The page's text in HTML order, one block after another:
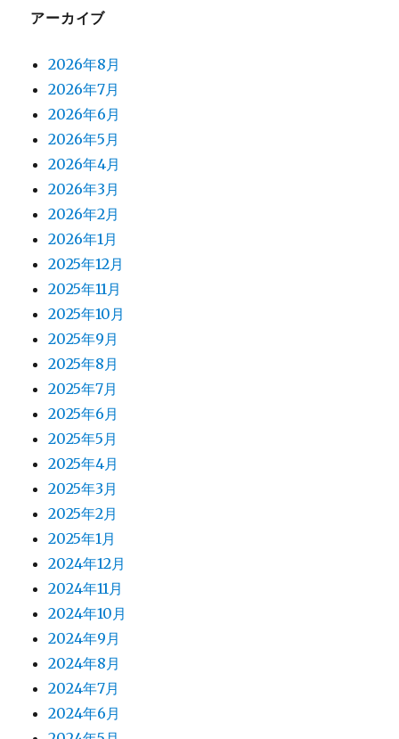
アーカイブ
2026年8月
2026年7月
2026年6月
2026年5月
2026年4月
2026年3月
2026年2月
2026年1月
2025年12月
2025年11月
2025年10月
2025年9月
2025年8月
2025年7月
2025年6月
2025年5月
2025年4月
2025年3月
2025年2月
2025年1月
2024年12月
2024年11月
2024年10月
2024年9月
2024年8月
2024年7月
2024年6月